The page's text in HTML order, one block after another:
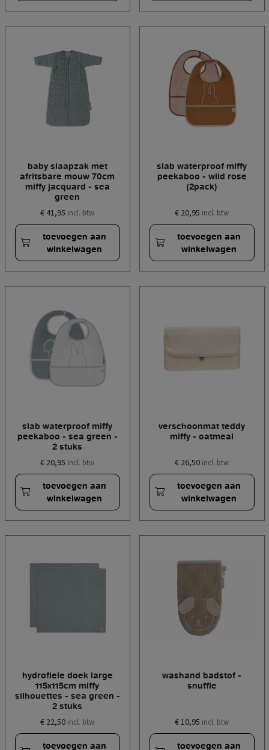
baby slaapzak met
afritsbare mouw 70cm
miffy jacquard - sea
green
€ 41,95 incl. btw
toevoegen aan
winkelwagen
slab waterproof miffy
peekaboo - wild rose
(2pack)
€ 20,95 incl. btw
toevoegen aan
winkelwagen
slab waterproof miffy
peekaboo - sea green -
2 stuks
€ 20,95 incl. btw
toevoegen aan
winkelwagen
verschoonmat teddy
miffy - oatmeal
€ 26,50 incl. btw
toevoegen aan
winkelwagen
hydrofiele doek large
115x115cm miffy
silhouettes - sea green -
2 stuks
€ 22,50 incl. btw
toevoegen aan
washand badstof -
snuffie
€ 10,95 incl. btw
toevoegen aan